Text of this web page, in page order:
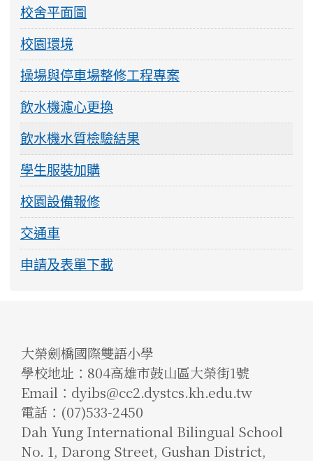
校舍平面圖
校園環境
操場與停車場整修工程專案
飲水機濾心更換
飲水機水質檢驗結果
學生服裝加購
校園設備報修
交通車
申請及表單下載
大榮劍橋國際雙語小學
學校地址：804高雄市鼓山區大榮街1號
Email：dyibs@cc2.dystcs.kh.edu.tw
電話：(07)533-2450
Dah Yung International Bilingual School
No. 1, Darong Street, Gushan District,